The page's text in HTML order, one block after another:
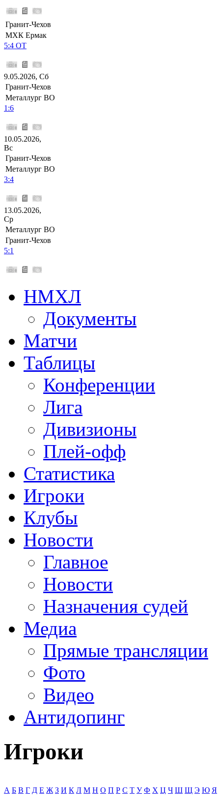
Гранит-Чехов
МХК Ермак
5:4 ОТ
9.05.2026, Сб
Гранит-Чехов
Металлург ВО
1:6
10.05.2026,
Вс
Гранит-Чехов
Металлург ВО
3:4
13.05.2026,
Ср
Металлург ВО
Гранит-Чехов
5:1
НМХЛ
Документы
Матчи
Таблицы
Конференции
Лига
Дивизионы
Плей-офф
Статистика
Игроки
Клубы
Новости
Главное
Новости
Назначения судей
Медиа
Прямые трансляции
Фото
Видео
Антидопинг
Игроки
А Б В Г Д Е Ж З И К Л М Н О П Р С Т У Ф Х Ц Ч Ш Щ Э Ю Я